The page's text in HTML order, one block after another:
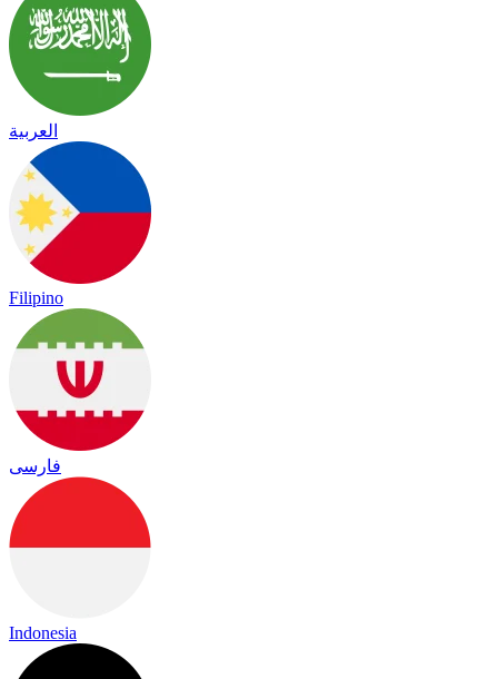
العربية
Filipino
فارسی
Indonesia